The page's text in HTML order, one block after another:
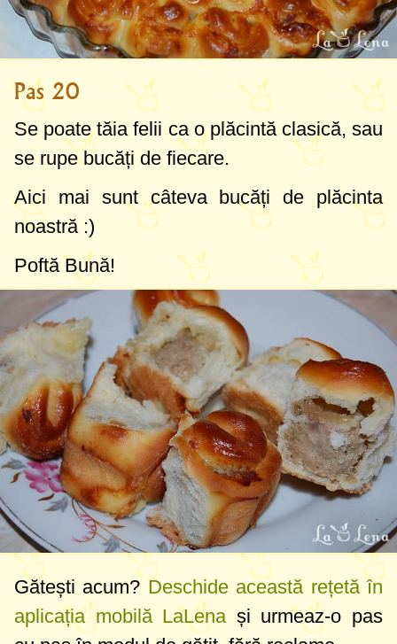
Pas 20
Se poate tăia felii ca o plăcintă clasică, sau
se rupe bucăți de fiecare.
Aici mai sunt câteva bucăți de plăcinta
noastră :)
Poftă Bună!
Gătești acum? Deschide această rețetă în
aplicația mobilă LaLenași urmeaz-o pas